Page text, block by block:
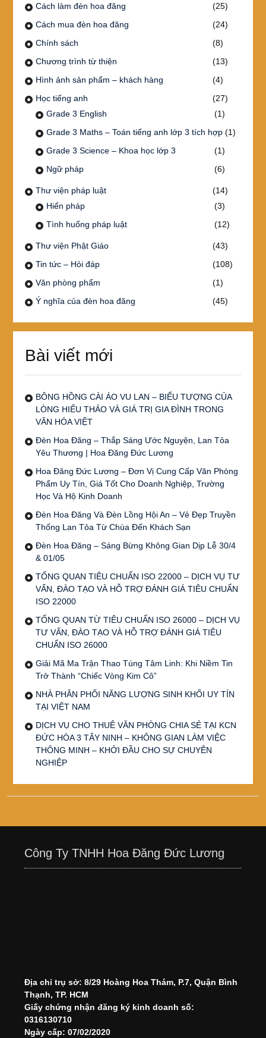
Cách làm đèn hoa đăng
(25)
Cách mua đèn hoa đăng
(24)
Chính sách
(8)
Chương trình từ thiện
(13)
Hình ảnh sản phẩm – khách hàng
(4)
Học tiếng anh
(27)
Grade 3 English
(1)
Grade 3 Maths – Toán tiếng anh lớp 3 tích hợp(1)
Grade 3 Science – Khoa học lớp 3
(1)
Ngữ pháp
(6)
Thư viện pháp luật
(14)
Hiến pháp
(3)
Tình huống pháp luật
(12)
Thư viện Phật Giáo
(43)
Tin tức – Hỏi đáp
(108)
Văn phòng phẩm
(1)
Ý nghĩa của đèn hoa đăng
(45)
Bài viết mới
BÔNG HỒNG CÀI ÁO VU LAN – BIỂU TƯỢNG CỦA
LÒNG HIẾU THẢO VÀ GIÁ TRỊ GIA ĐÌNH TRONG
VĂN HÓA VIỆT
Đèn Hoa Đăng – Thắp Sáng Ước Nguyện, Lan Tỏa
Yêu Thương | Hoa Đăng Đức Lương
Hoa Đăng Đức Lương – Đơn Vị Cung Cấp Văn Phòng
Phẩm Uy Tín, Giá Tốt Cho Doanh Nghiệp, Trường
Học Và Hộ Kinh Doanh
Đèn Hoa Đăng Và Đèn Lồng Hội An – Vẻ Đẹp Truyền
Thống Lan Tỏa Từ Chùa Đến Khách Sạn
Đèn Hoa Đăng – Sáng Bừng Không Gian Dịp Lễ 30/4
& 01/05
TỔNG QUAN TIÊU CHUẨN ISO 22000 – DỊCH VỤ TƯ
VẤN, ĐÀO TẠO VÀ HỖ TRỢ ĐÁNH GIÁ TIÊU CHUẨN
ISO 22000
TỔNG QUAN TỪ TIÊU CHUẨN ISO 26000 – DỊCH VỤ
TƯ VẤN, ĐÀO TẠO VÀ HỖ TRỢ ĐÁNH GIÁ TIÊU
CHUẨN ISO 26000
Giải Mã Ma Trận Thao Túng Tâm Linh: Khi Niềm Tin
Trở Thành “Chiếc Vòng Kim Cô”
NHÀ PHÂN PHỐI NĂNG LƯỢNG SINH KHỐI UY TÍN
TẠI VIỆT NAM
DỊCH VỤ CHO THUÊ VĂN PHÒNG CHIA SẺ TẠI KCN
ĐỨC HÒA 3 TÂY NINH – KHÔNG GIAN LÀM VIỆC
THÔNG MINH – KHỞI ĐẦU CHO SỰ CHUYÊN
NGHIỆP
Công Ty TNHH Hoa Đăng Đức Lương
Địa chỉ trụ sở: 8/29 Hoàng Hoa Thám, P.7, Quận Bình
Thạnh, TP. HCM
Giấy chứng nhận đăng ký kinh doanh số:
0316130710
Ngày cấp: 07/02/2020